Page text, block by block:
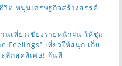
ต หนุนเศรษฐกิจสร้างสรรค์
นเที่ยวเชียงรายหน้าฝน ให้ชุ่ม
Feelings” เที่ยวให้สนุก เก็บ
ลึกสุดพิเศษ! ทันที